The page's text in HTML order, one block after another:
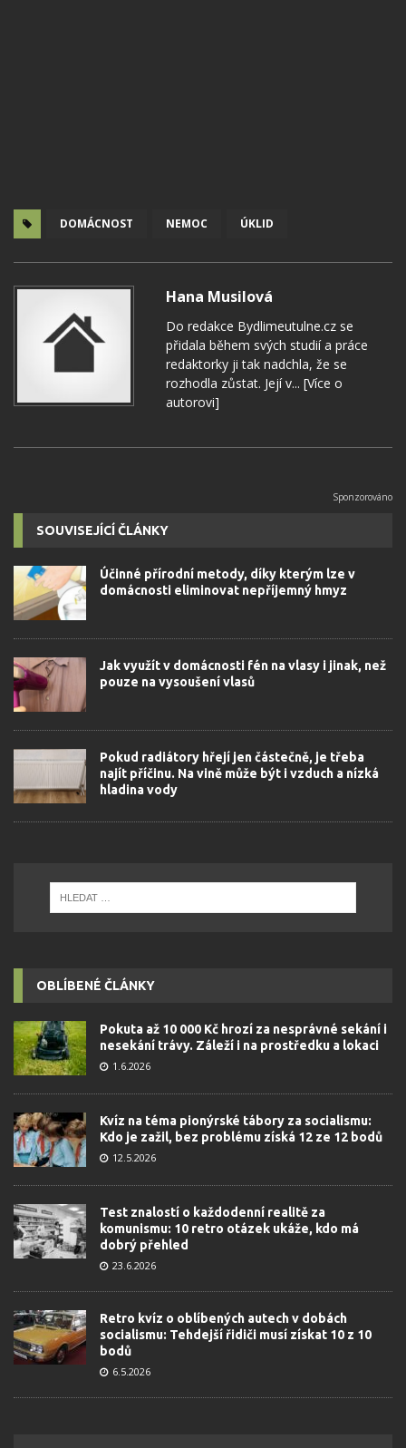
DOMÁCNOST NEMOC ÚKLID
Hana Musilová
Do redakce Bydlimeutulne.cz se
přidala během svých studií a práce
redaktorky ji tak nadchla, že se
rozhodla zůstat. Její v... [Více o
autorovi]
SOUVISEJÍCÍ ČLÁNKY
Účinné přírodní metody, díky kterým lze v
domácnosti eliminovat nepříjemný hmyz
Jak využít v domácnosti fén na vlasy i jinak, než
pouze na vysoušení vlasů
Pokud radiátory hřejí jen částečně, je třeba
najít příčinu. Na vině může být i vzduch a nízká
hladina vody
OBLÍBENÉ ČLÁNKY
Pokuta až 10 000 Kč hrozí za nesprávné sekání i
nesekání trávy. Záleží i na prostředku a lokaci
1.6.2026
Kvíz na téma pionýrské tábory za socialismu:
Kdo je zažil, bez problému získá 12 ze 12 bodů
12.5.2026
Test znalostí o každodenní realitě za
komunismu: 10 retro otázek ukáže, kdo má
dobrý přehled
23.6.2026
Retro kvíz o oblíbených autech v dobách
socialismu: Tehdejší řidiči musí získat 10 z 10
bodů
6.5.2026